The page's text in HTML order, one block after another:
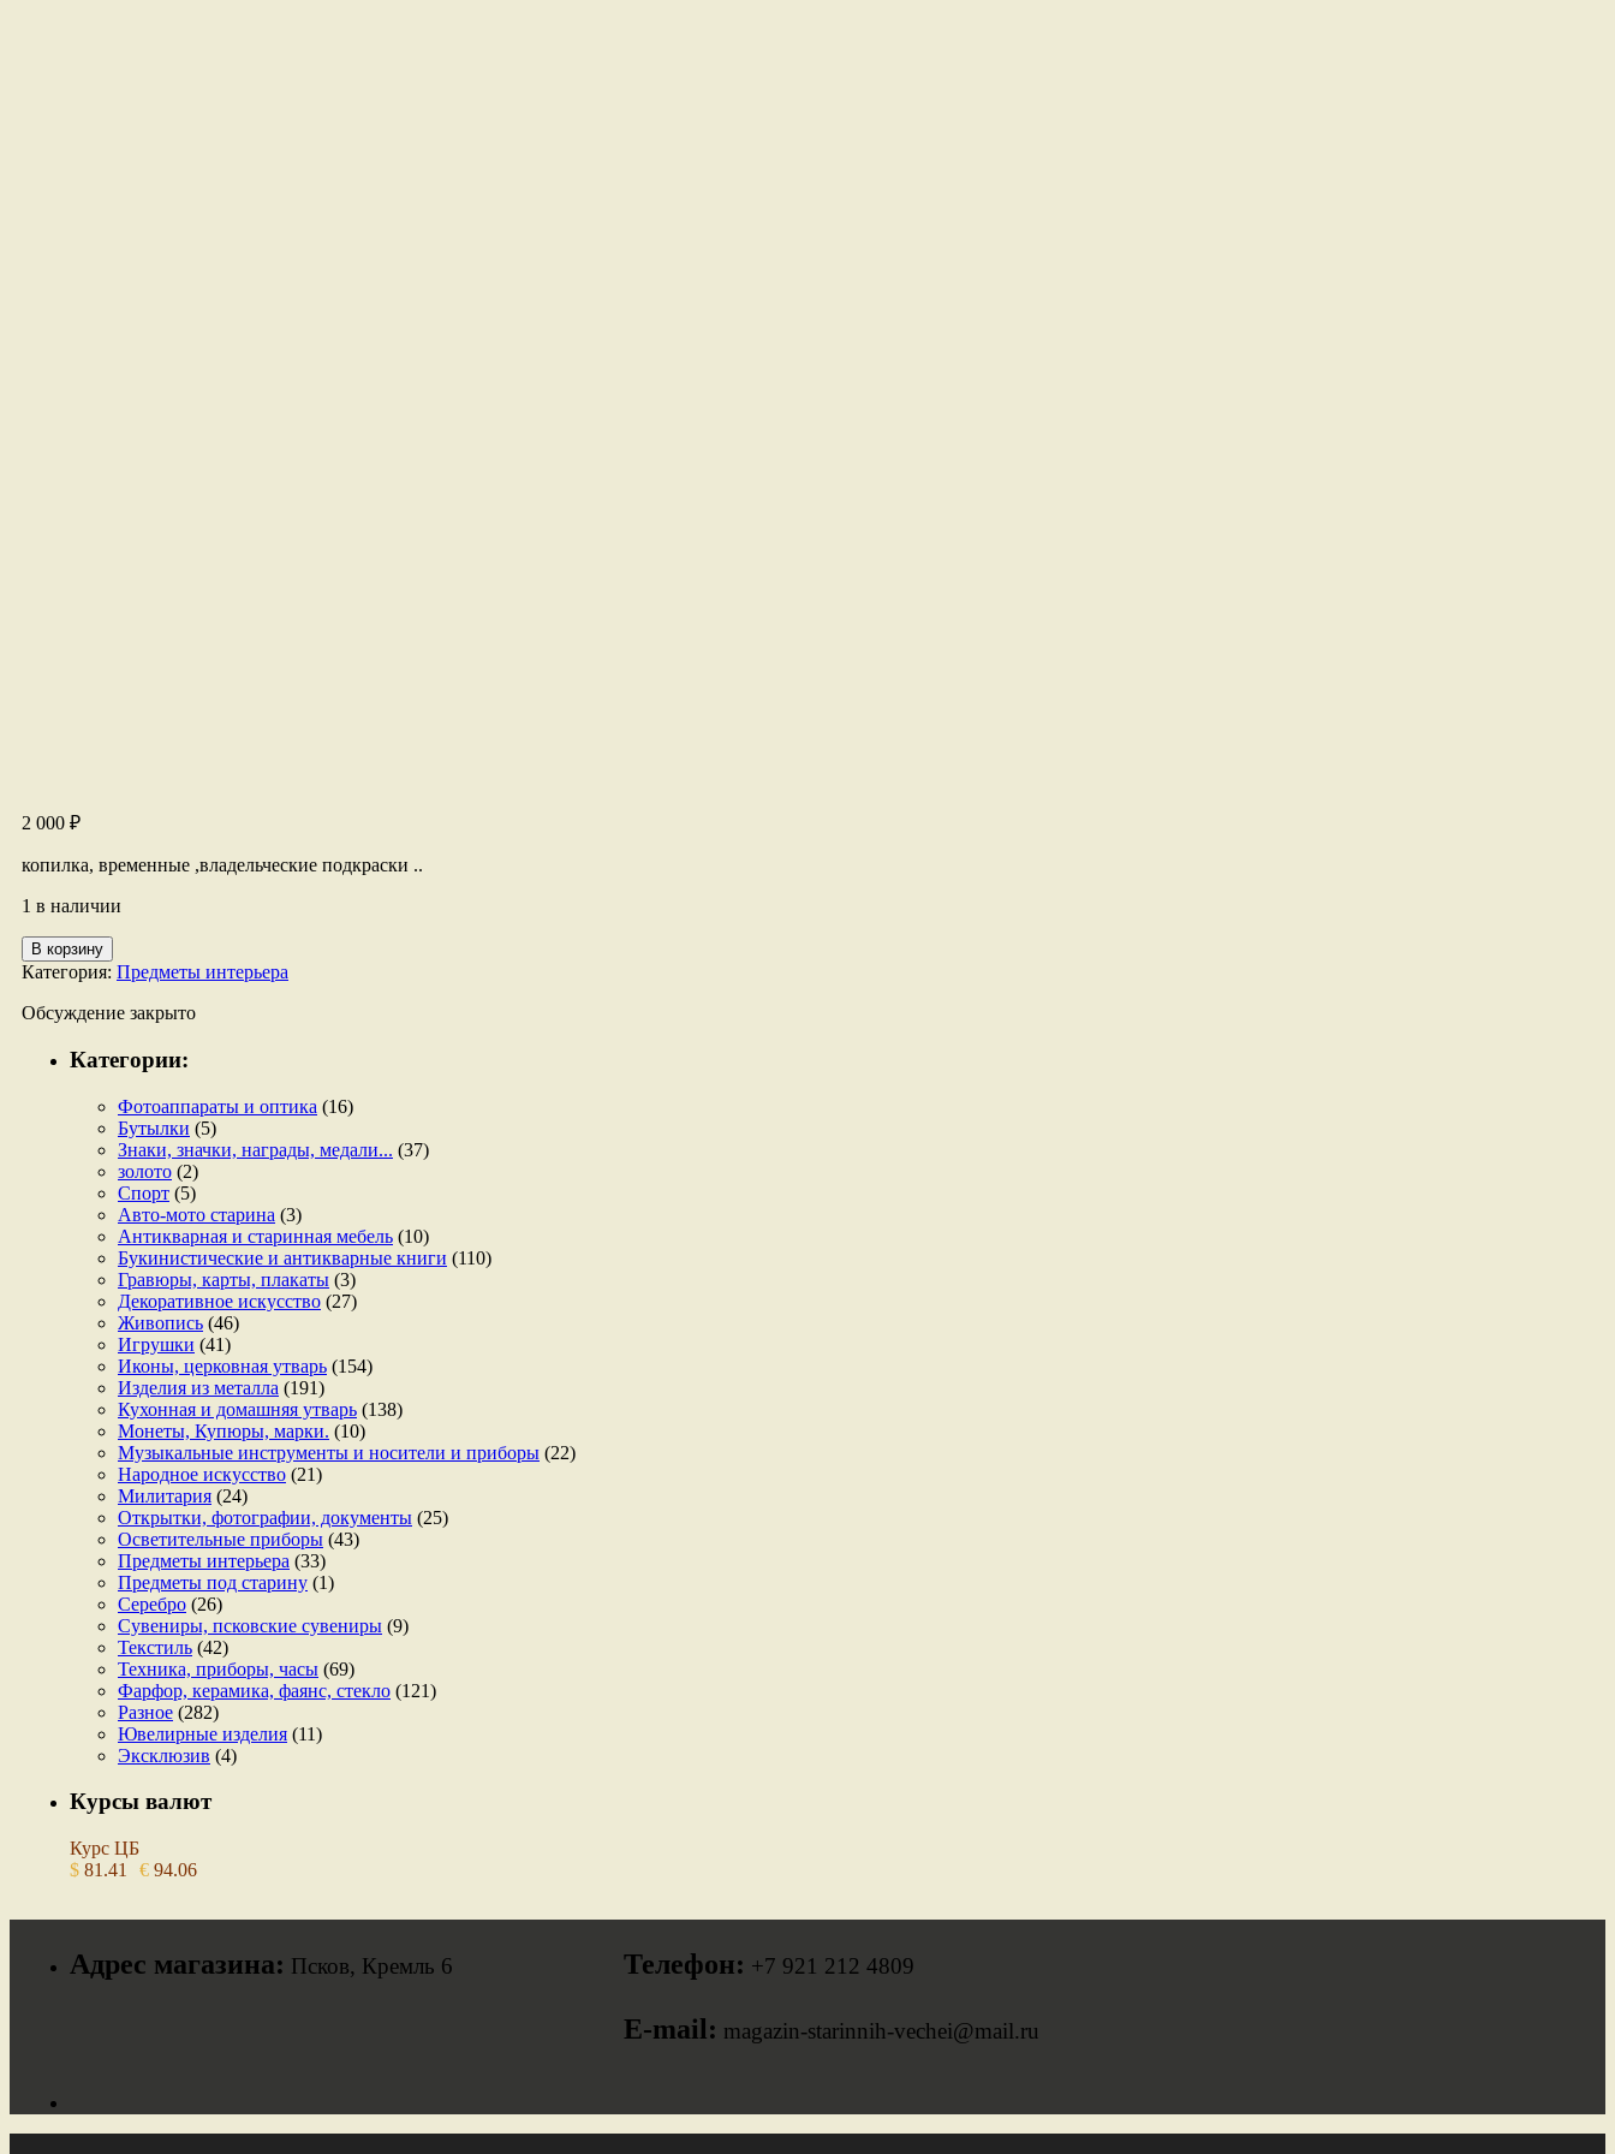
2 000 ₽
копилка, временные ,владельческие подкраски ..
1 в наличии
Количество
товара
Скульптура
женщина,
В корзину
Категория: Предметы интерьера
Обсуждение закрыто
Категории:
Фотоаппараты и оптика (16)
Бутылки (5)
Знаки, значки, награды, медали... (37)
золото (2)
Спорт (5)
Авто-мото старина (3)
Антикварная и старинная мебель (10)
Букинистические и антикварные книги (110)
Гравюры, карты, плакаты (3)
Декоративное искусство (27)
Живопись (46)
Игрушки (41)
Иконы, церковная утварь (154)
Изделия из металла (191)
Кухонная и домашняя утварь (138)
Монеты, Купюры, марки. (10)
Музыкальные инструменты и носители и приборы (22)
Народное искусство (21)
Милитария (24)
Открытки, фотографии, документы (25)
Осветительные приборы (43)
Предметы интерьера (33)
Предметы под старину (1)
Серебро (26)
Сувениры, псковские сувениры (9)
Текстиль (42)
Техника, приборы, часы (69)
Фарфор, керамика, фаянс, стекло (121)
Разное (282)
Ювелирные изделия (11)
Эксклюзив (4)
Курсы валют
Курс ЦБ
$ 81.41 € 94.06
Адрес магазина: Псков, Кремль 6 Телефон: +7 921 212 4809
E-mail: magazin-starinnih-vechei@mail.ru